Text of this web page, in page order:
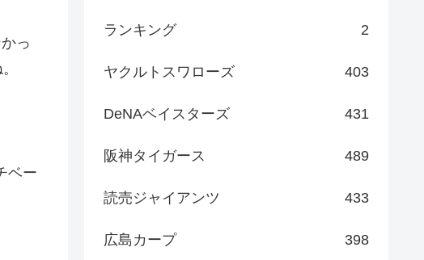
っ
ベー
ランキング 2
ヤクルトスワローズ 403
DeNAベイスターズ 431
阪神タイガース 489
読売ジャイアンツ 433
広島カープ 398